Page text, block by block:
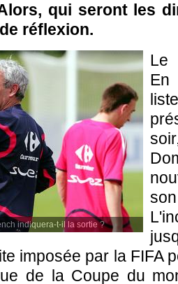
qui seront les
réflexion.
indiquera-t-il la sortie ?
Le
En
imposée par la FIFA
de la Coupe du